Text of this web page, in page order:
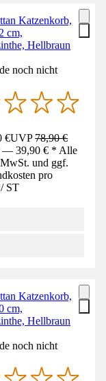
Katzenkorb,
cm,
Hellbraun
noch nicht
€UVP78,90 €
— 39,90 € * Alle
und ggf.
pro
/ ST
Katzenkorb,
cm,
Hellbraun
noch nicht